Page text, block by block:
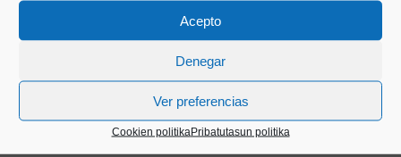
Acepto
Denegar
Ver preferencias
Cookien politikaPribatutasun politika